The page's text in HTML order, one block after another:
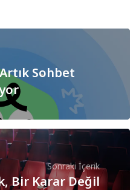
Sohbet
Sonraki İçerik
Bir Karar Değil